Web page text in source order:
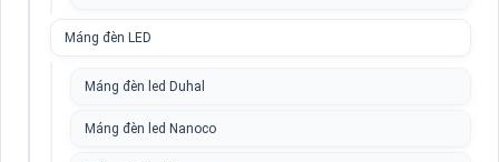
Máng đèn LED
Máng đèn led Duhal
Máng đèn led Nanoco